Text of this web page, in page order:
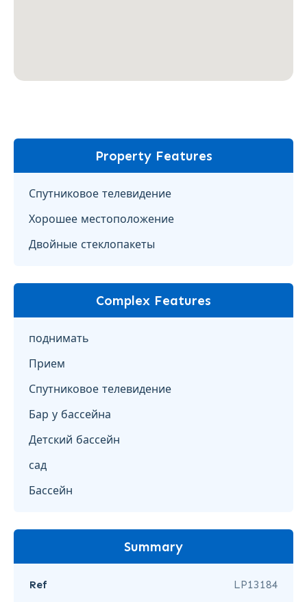
Property Features
Спутниковое телевидение
Хорошее местоположение
Двойные стеклопакеты
Complex Features
поднимать
Прием
Спутниковое телевидение
Бар у бассейна
Детский бассейн
сад
Бассейн
Summary
Ref
LP13184